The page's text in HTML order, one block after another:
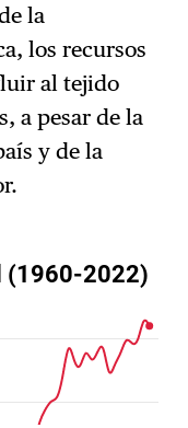
la
los recursos
al tejido
a pesar de la
y de la